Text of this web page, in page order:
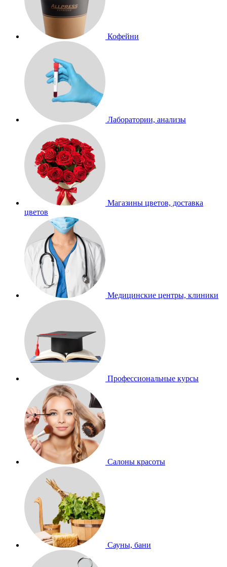
Кофейни
Лаборатории, анализы
Магазины цветов, доставка
цветов
Медицинские центры, клиники
Профессиональные курсы
Салоны красоты
Сауны, бани